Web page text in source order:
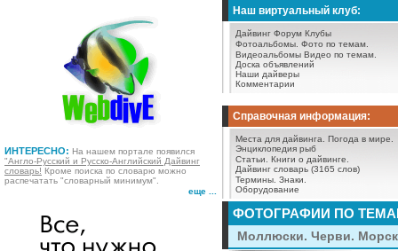
ИНТЕРЕСНО: На нашем портале появился
"Англо-Русский и Русско-Английский Дайвинг
словарь! Кроме поиска по словарю можно
распечатать "словарный минимум".
еще ...
Наш виртуальный клуб:
Дайвинг Форум Клубы
Фотоальбомы. Фото по темам.
Видеоальбомы Видео по темам.
Доска объявлений
Наши дайверы
Комментарии
Справочная информация:
Места для дайвинга.
Погода в мире.
Энциклопедия рыб
Статьи.
Книги о дайвинге.
Дайвинг словарь (3165 слов)
Термины. Знаки.
Оборудование
ФОТОГРАФИИ ПО
Моллюски. Черви.